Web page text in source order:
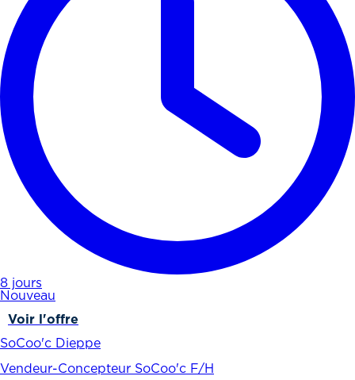
8 jours
Nouveau
Voir l'offre
SoCoo'c Dieppe
Vendeur-Concepteur SoCoo'c F/H